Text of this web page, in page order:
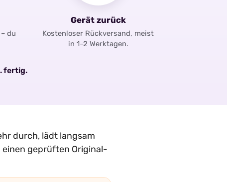
du
Gerät zurück
Kostenloser Rückversand, meist
in 1–2 Werktagen.
fertig.
durch, lädt langsam
einen geprüften Original-